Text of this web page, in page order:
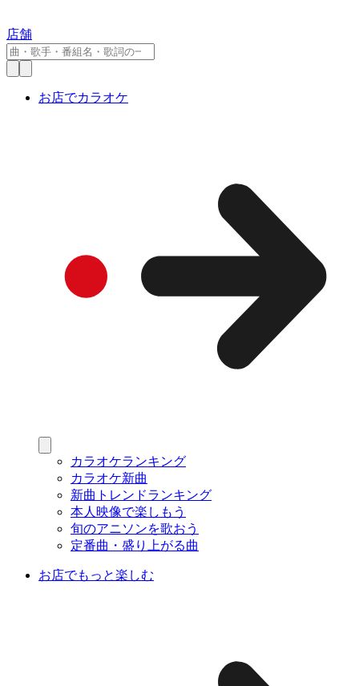
店舗
お店でカラオケ
カラオケランキング
カラオケ新曲
新曲トレンドランキング
本人映像で楽しもう
旬のアニソンを歌おう
定番曲・盛り上がる曲
お店でもっと楽しむ